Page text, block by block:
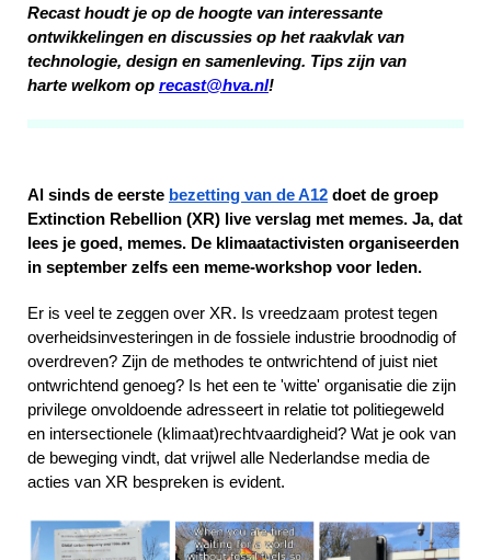
Recast houdt je op de hoogte van interessante
ontwikkelingen en discussies op het raakvlak van
technologie, design en samenleving. Tips zijn van
harte welkom op recast@hva.nl!
Al sinds de eerste bezetting van de A12 doet de groep
Extinction Rebellion (XR) live verslag met memes. Ja, dat
lees je goed, memes. De klimaatactivisten organiseerden
in september zelfs een meme-workshop voor leden.
Er is veel te zeggen over XR. Is vreedzaam protest tegen
overheidsinvesteringen in de fossiele industrie broodnodig of
overdreven? Zijn de methodes te ontwrichtend of juist niet
ontwrichtend genoeg? Is het een te 'witte' organisatie die zijn
privilege onvoldoende adresseert in relatie tot politiegeweld
en intersectionele (klimaat)rechtvaardigheid? Wat je ook van
de beweging vindt, dat vrijwel alle Nederlandse media de
acties van XR bespreken is evident.